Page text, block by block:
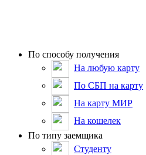
По способу получения
На любую карту
По СБП на карту
На карту МИР
На кошелек
По типу заемщика
Студенту